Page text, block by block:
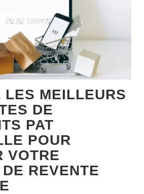
LES MEILLEURS
DE
PAT
POUR
VOTRE
REVENTE